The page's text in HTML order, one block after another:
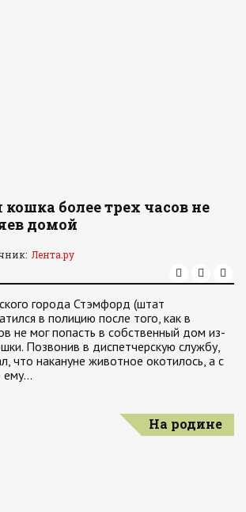
кошка более трех часов не
домой
Лента.ру
города Стэмфорд (штат
в полицию после того, как в
не мог попасть в собственный дом из-
Позвонив в диспетчерскую службу,
что накануне животное окотилось, а с
ему…
На родине